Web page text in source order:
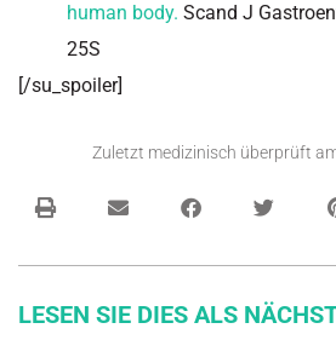
human body. Scand J
25S
[/su_spoiler]
Zuletzt medizinisch überprüft
LESEN SIE DIES ALS